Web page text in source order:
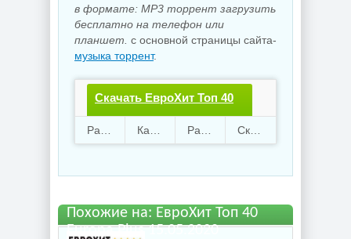
в формате: MP3 торрент загрузить
бесплатно на телефон или
планшет. с основной страницы сайта-
музыка торрент.
Скачать ЕвроХит Топ 40
Europa Plus
бесплатно
92 83 328.9 Mb
Похожие на: ЕвроХит Топ 40
Europa Plus 15.05.2020